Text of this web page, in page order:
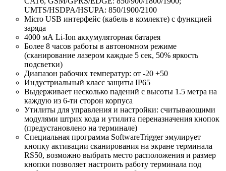
UMTS/HSDPA/HSUPA: 850/1900/2100
Micro USB интерфейс (кабель в комлекте) с функцией
заряда
4000 мА Li-Ion аккумуляторная батарея
Более 8 часов работы в автономном режиме
(сканирование лазером каждые 5 сек, 50% яркость
подсветки)
Диапазон рабочих температур: от -20 +50
Индустриальный класс защиты IP65
Выдерживает несколько падений с высоты 1.5 метра на
каждую из 6-ти сторон корпуса
Утилиты для управления и настройки: считывающими
модулями штрих кода и утилита переназначения кнопок
(предустановлено на терминале)
Специальная программа SoftwareTrigger эмулирует
кнопку активации сканирования на экране терминала
RS50, возможно выбрать место расположения и размер
кнопки позволяет настроить работу терминала под